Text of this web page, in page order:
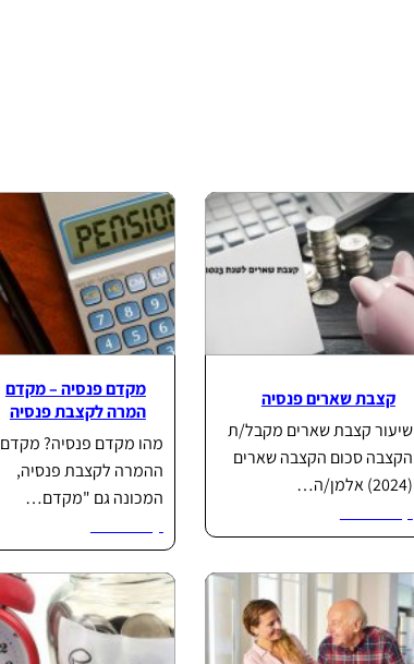
קצבת שארים פנסיה
שיעור קצבת שארים מקבל/ת
הקצבה סכום הקצבה שארים
(2024) אלמן/ה…
מקדם פנסיה – מקדם
המרה לקצבת פנסיה
מהו מקדם פנסיה? מקדם
ההמרה לקצבת פנסיה,
המכונה גם "מקדם…